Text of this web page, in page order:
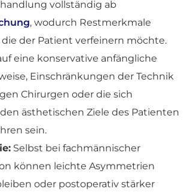
vollständig ab
, wodurch Restmerkmale
der Patient verfeinern möchte.
eine konservative anfängliche
Einschränkungen der Technik
Chirurgen oder die sich
ästhetischen Ziele des Patienten
sein.
Selbst bei fachmännischer
können leichte Asymmetrien
oder postoperativ stärker